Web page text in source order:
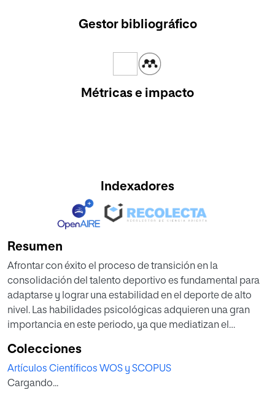
Gestor bibliográfico
Métricas e impacto
Indexadores
Resumen
Afrontar con éxito el proceso de transición en la
consolidación del talento deportivo es fundamental para
adaptarse y lograr una estabilidad en el deporte de alto
nivel. Las habilidades psicológicas adquieren una gran
importancia en este periodo, ya que mediatizan el
sido analizar las habilidades psicológicas de los
deportistas promesas y talentos guipuzcoanos. La
muestra estuvo compuesta por la totalidad de los 146
Colecciones
Artículos Científicos WOS y SCOPUS
Cargando...